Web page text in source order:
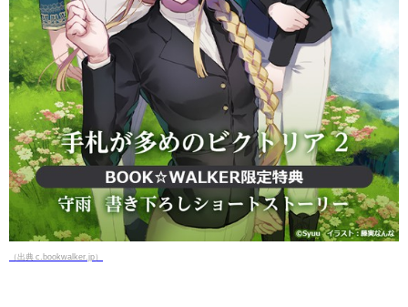
（出典 c.bookwalker.jp）